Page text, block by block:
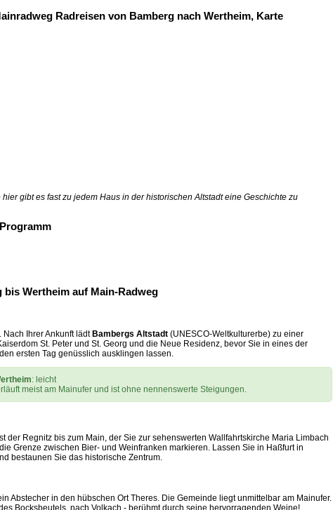
hier gibt es fast zu jedem Haus in der historischen Altstadt eine Geschichte zu
Wertheim auf Main-Radweg
. Nach Ihrer Ankunft lädt Bambergs Altstadt (UNESCO-Weltkulturerbe) zu einer
St. Peter und St. Georg und die Neue Residenz, bevor Sie in eines der
ersten Tag genüsslich ausklingen lassen.
: leicht
meist am Mainufer und ist ohne nennenswerte Steigungen.
der Regnitz bis zum Main, der Sie zur sehenswerten Wallfahrtskirche Maria Limbach
Grenze zwischen Bier- und Weinfranken markieren. Lassen Sie in Haßfurt in
bestaunen Sie das historische Zentrum.
Abstecher in den hübschen Ort Theres. Die Gemeinde liegt unmittelbar am Mainufer.
Bocksbeutels, nach Volkach - berühmt durch seine hervorragenden Weine!